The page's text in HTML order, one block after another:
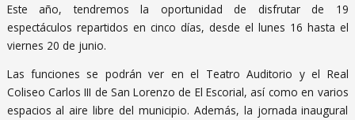
Este año, tendremos la oportunidad de disfrutar de 19
espectáculos repartidos en cinco días, desde el lunes 16 hasta el
viernes 20 de junio.
Las funciones se podrán ver en el Teatro Auditorio y el Real
Coliseo Carlos III de San Lorenzo de El Escorial, así como en varios
espacios al aire libre del municipio. Además, la jornada inaugural